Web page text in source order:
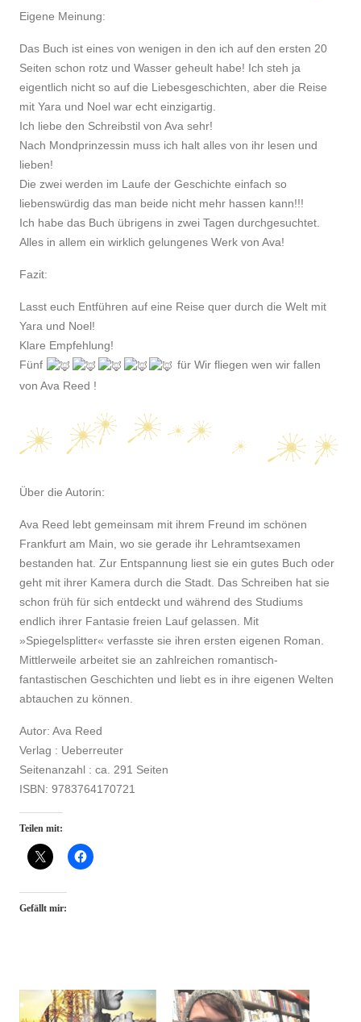
Eigene Meinung:
Das Buch ist eines von wenigen in den ich auf den ersten 20
Seiten schon rotz und Wasser geheult habe! Ich steh ja
eigentlich nicht so auf die Liebesgeschichten, aber die Reise
mit Yara und Noel war echt einzigartig.
Ich liebe den Schreibstil von Ava sehr!
Nach Mondprinzessin muss ich halt alles von ihr lesen und
lieben!
Die zwei werden im Laufe der Geschichte einfach so
liebenswürdig das man beide nicht mehr hassen kann!!!
Ich habe das Buch übrigens in zwei Tagen durchgesuchtet.
Alles in allem ein wirklich gelungenes Werk von Ava!
Fazit:
Lasst euch Entführen auf eine Reise quer durch die Welt mit
Yara und Noel!
Klare Empfehlung!
Fünf
für Wir fliegen wen wir fallen
von Ava Reed !
Über die Autorin:
Ava Reed lebt gemeinsam mit ihrem Freund im schönen
Frankfurt am Main, wo sie gerade ihr Lehramtsexamen
bestanden hat. Zur Entspannung liest sie ein gutes Buch oder
geht mit ihrer Kamera durch die Stadt. Das Schreiben hat sie
schon früh für sich entdeckt und während des Studiums
endlich ihrer Fantasie freien Lauf gelassen. Mit
»Spiegelsplitter« verfasste sie ihren ersten eigenen Roman.
Mittlerweile arbeitet sie an zahlreichen romantisch-
fantastischen Geschichten und liebt es in ihre eigenen Welten
abtauchen zu können.
Autor: Ava Reed
Verlag : Ueberreuter
Seitenanzahl : ca. 291 Seiten
ISBN: 9783764170721
Teilen mit:
Gefällt mir: